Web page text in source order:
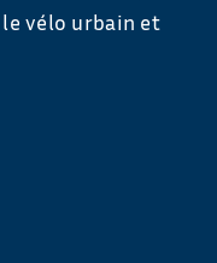
vélo urbain et